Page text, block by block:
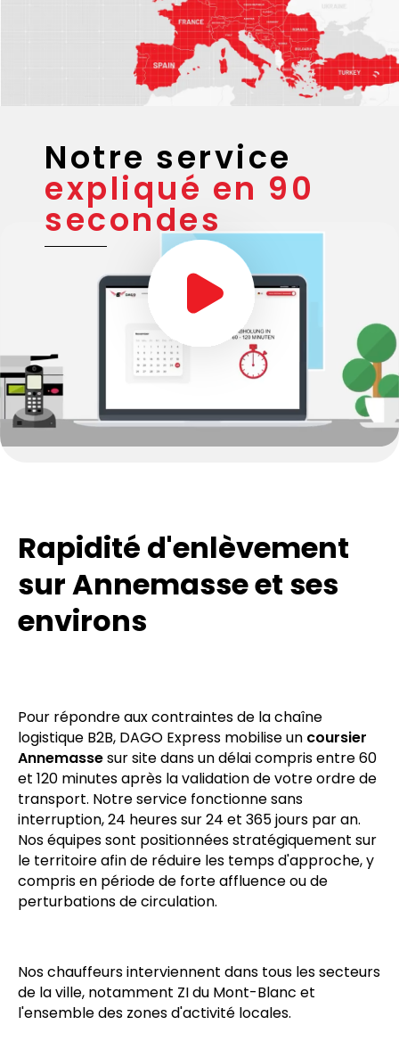
Notre service
expliqué en 90
secondes
Rapidité d'enlèvement
environs
Pour répondre aux contraintes de la chaîne
logistique B2B, DAGO Express mobilise uncoursier
Annemassesur site dans un délai compris entre 60
et 120 minutes après la validation de votre ordre de
transport. Notre service fonctionne sans
interruption, 24 heures sur 24 et 365 jours par an.
compris en période de forte affluence ou de
perturbations de circulation.